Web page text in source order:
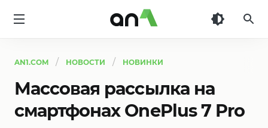
AN1.COM НОВОСТИ НОВИНКИ
Массовая рассылка на
смартфонах OnePlus 7 Pro